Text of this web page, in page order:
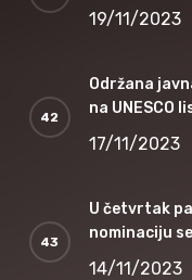
19/11/2023
Održana
na UNESCO
17/11/2023
U četvrtak
nominaciju
14/11/2023